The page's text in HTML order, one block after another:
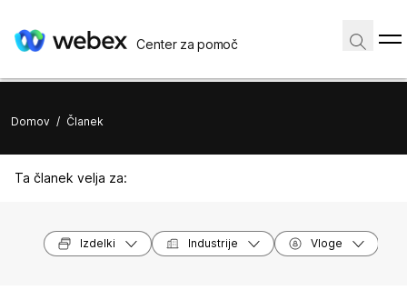
Center za pomoč
Domov / Članek
Ta članek velja za:
Izdelki Industrije Vloge